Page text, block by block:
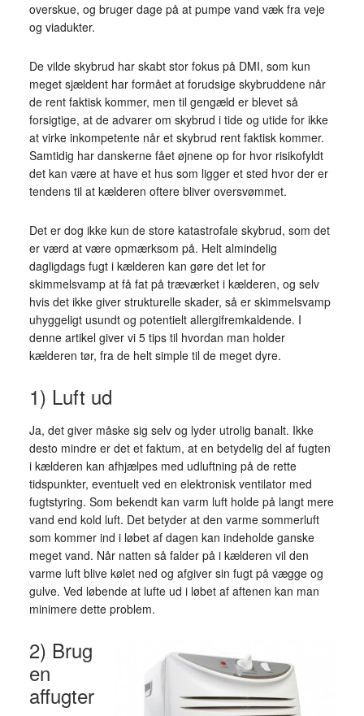
overskue, og bruger dage på at pumpe vand væk fra veje
og viadukter.
De vilde skybrud har skabt stor fokus på DMI, som kun
meget sjældent har formået at forudsige skybruddene når
de rent faktisk kommer, men til gengæld er blevet så
forsigtige, at de advarer om skybrud i tide og utide for ikke
at virke inkompetente når et skybrud rent faktisk kommer.
Samtidig har danskerne fået øjnene op for hvor risikofyldt
det kan være at have et hus som ligger et sted hvor der er
tendens til at kælderen oftere bliver oversvømmet.
Det er dog ikke kun de store katastrofale skybrud, som det
er værd at være opmærksom på. Helt almindelig
dagligdags fugt i kælderen kan gøre det let for
skimmelsvamp at få fat på træværket i kælderen, og selv
hvis det ikke giver strukturelle skader, så er skimmelsvamp
uhyggeligt usundt og potentielt allergifremkaldende. I
denne artikel giver vi 5 tips til hvordan man holder
kælderen tør, fra de helt simple til de meget dyre.
1) Luft ud
Ja, det giver måske sig selv og lyder utrolig banalt. Ikke
desto mindre er det et faktum, at en betydelig del af fugten
i kælderen kan afhjælpes med udluftning på de rette
tidspunkter, eventuelt ved en elektronisk ventilator med
fugtstyring. Som bekendt kan varm luft holde på langt mere
vand end kold luft. Det betyder at den varme sommerluft
som kommer ind i løbet af dagen kan indeholde ganske
meget vand. Når natten så falder på i kælderen vil den
varme luft blive kølet ned og afgiver sin fugt på vægge og
gulve. Ved løbende at lufte ud i løbet af aftenen kan man
minimere dette problem.
2) Brug
en
affugter